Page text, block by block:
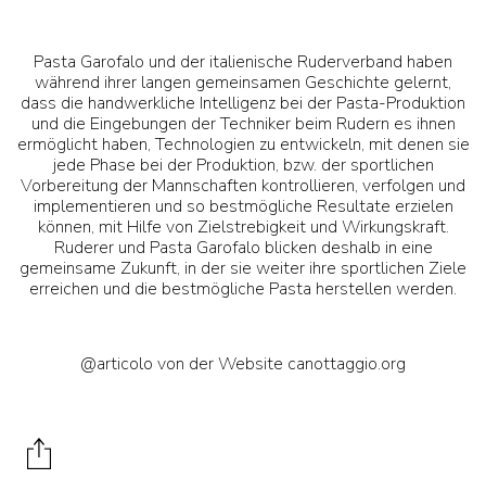
Pasta Garofalo und der italienische Ruderverband haben
während ihrer langen gemeinsamen Geschichte gelernt,
dass die handwerkliche Intelligenz bei der Pasta-Produktion
und die Eingebungen der Techniker beim Rudern es ihnen
ermöglicht haben, Technologien zu entwickeln, mit denen sie
jede Phase bei der Produktion, bzw. der sportlichen
Vorbereitung der Mannschaften kontrollieren, verfolgen und
implementieren und so bestmögliche Resultate erzielen
können, mit Hilfe von Zielstrebigkeit und Wirkungskraft.
Ruderer und Pasta Garofalo blicken deshalb in eine
gemeinsame Zukunft, in der sie weiter ihre sportlichen Ziele
erreichen und die bestmögliche Pasta herstellen werden.
@articolo von der Website canottaggio.org